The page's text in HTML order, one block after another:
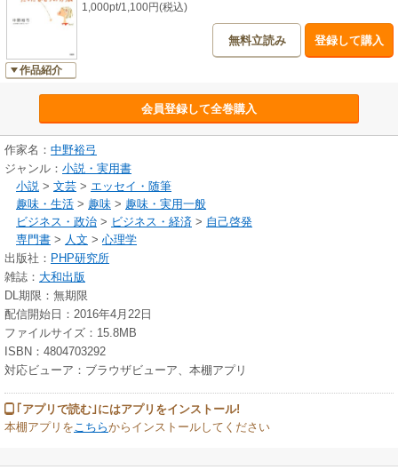
作品紹介
1,000pt/1,100円(税込)
無料立読み 登録して購入
会員登録して全巻購入
作家名： 中野裕弓
ジャンル： 小説・実用書
小説 > 文芸 > エッセイ・随筆
趣味・生活 > 趣味 > 趣味・実用一般
ビジネス・政治 > ビジネス・経済 > 自己啓発
専門書 > 人文 > 心理学
出版社： PHP研究所
雑誌： 大和出版
DL期限：無期限
配信開始日：2016年4月22日
ファイルサイズ：15.8MB
ISBN：4804703292
対応ビューア：ブラウザビューア、本棚アプリ
｢アプリで読む｣にはアプリをインストール!
本棚アプリをこちらからインストールしてください